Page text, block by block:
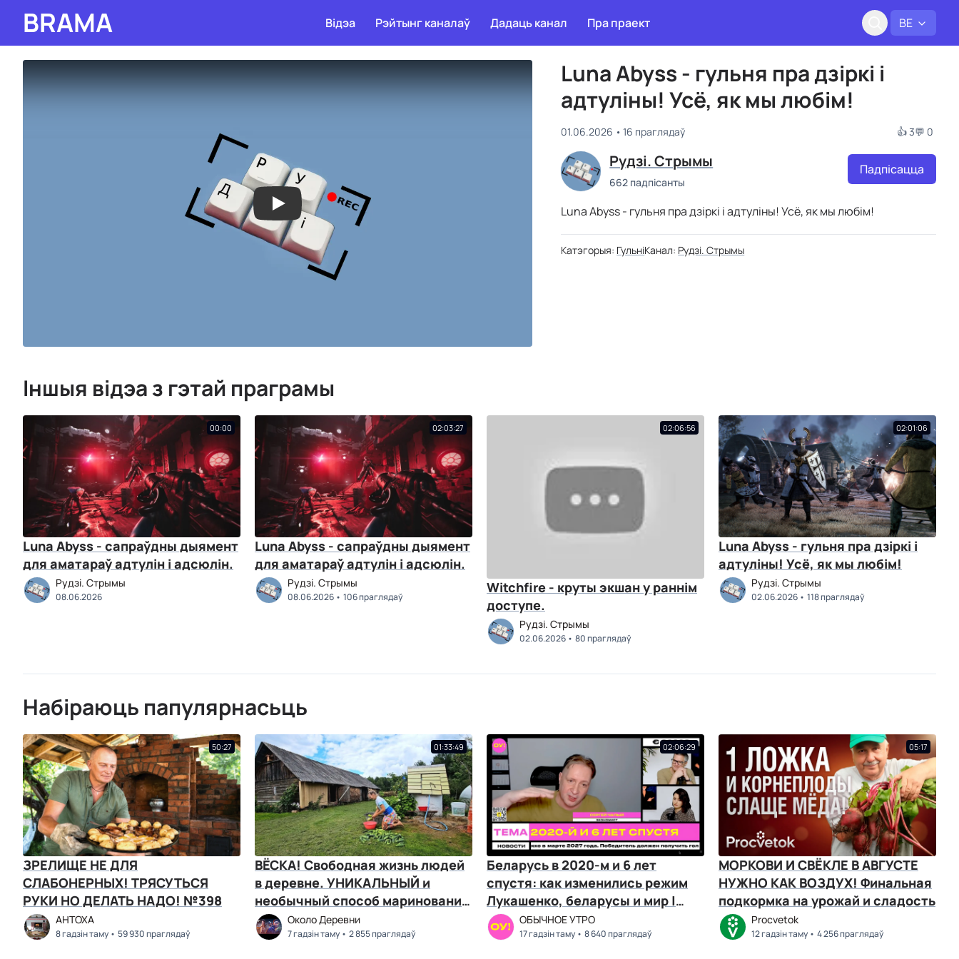
BRAMA BE
Відэа Рэйтынг каналаў Дадаць канал Пра праект
Luna Abyss - гульня пра дзіркі і
адтуліны! Усё, як мы любім!
01.06.2026 16 праглядаў 👍 3💬 0
Рудзі. Стрымы
662 падпісанты
Падпісацца
Luna Abyss - гульня пра дзіркі і адтуліны! Усё, як мы любім!
Катэгорыя: ГульніКанал: Рудзі. Стрымы
Іншыя відэа з гэтай праграмы
00:00
Luna Abyss - сапраўдны дыямент
для аматараў адтулін і адсюлін.
Рудзі. Стрымы
08.06.2026
02:03:27
Luna Abyss - сапраўдны дыямент
для аматараў адтулін і адсюлін.
Рудзі. Стрымы
08.06.2026 106 праглядаў
02:06:56
Witchfire - круты экшан у раннім
доступе.
Рудзі. Стрымы
02.06.2026 80 праглядаў
02:01:06
Luna Abyss - гульня пра дзіркі і
адтуліны! Усё, як мы любім!
Рудзі. Стрымы
02.06.2026 118 праглядаў
Набіраюць папулярнасьць
50:27
ЗРЕЛИЩЕ НЕ ДЛЯ
СЛАБОНЕРНЫХ! ТРЯСУТЬСЯ
РУКИ НО ДЕЛАТЬ НАДО! №398
АНТОХА
8 гадзін таму 59 930 праглядаў
01:33:49
ВЁСКА! Свободная жизнь людей
в деревне. УНИКАЛЬНЫЙ и
необычный способ маринования
и соления огурцов
Около Деревни
7 гадзін таму 2 855 праглядаў
02:06:29
Беларусь в 2020-м и 6 лет
спустя: как изменились режим
Лукашенко, беларусы и мир |
Чалый, Козлов
ОБЫЧНОЕ УТРО
17 гадзін таму 8 640 праглядаў
05:17
МОРКОВИ И СВЁКЛЕ В АВГУСТЕ
НУЖНО КАК ВОЗДУХ! Финальная
подкормка на урожай и сладость
Procvetok
12 гадзін таму 4 256 праглядаў